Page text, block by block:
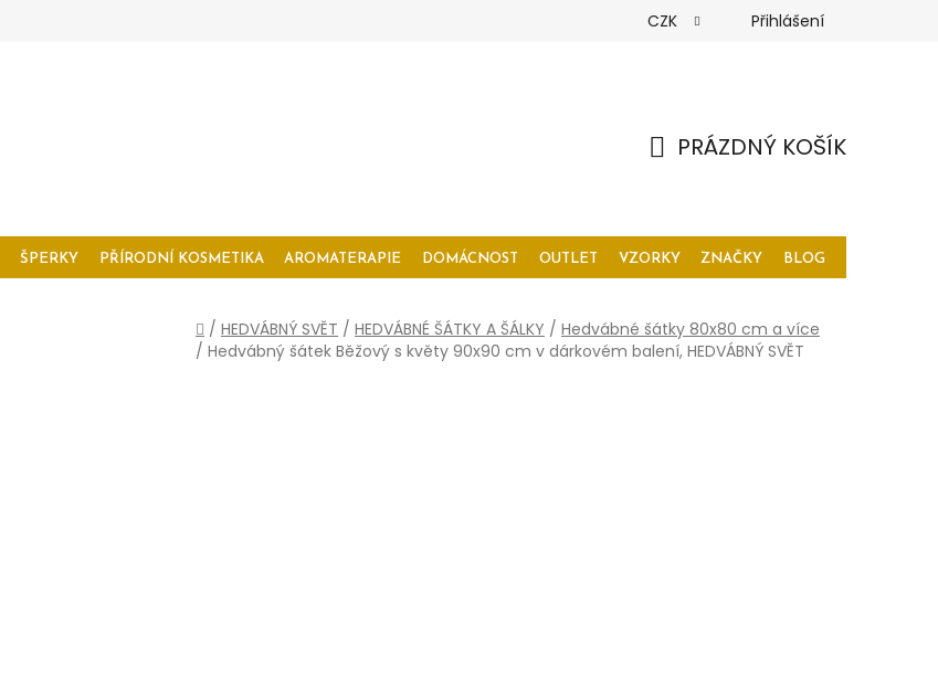
CZK Přihlášení
PRÁZDNÝ KOŠÍK
ŠPERKY PŘÍRODNÍ KOSMETIKA AROMATERAPIE DOMÁCNOST OUTLET VZORKY ZNAČKY BLOG
Domů
/ HEDVÁBNÝ SVĚT / HEDVÁBNÉ ŠÁTKY A ŠÁLKY / Hedvábné šátky 80x80 cm a více
/ Hedvábný šátek Běžový s květy 90x90 cm v dárkovém balení, HEDVÁBNÝ SVĚT